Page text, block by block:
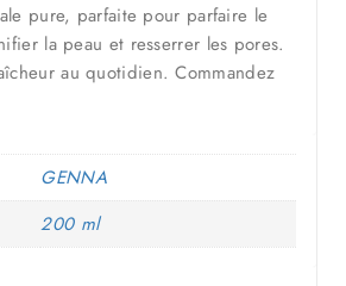
pure, parfaite pour parfaire le
la peau et resserrer les pores.
au quotidien. Commandez
GENNA
200 ml